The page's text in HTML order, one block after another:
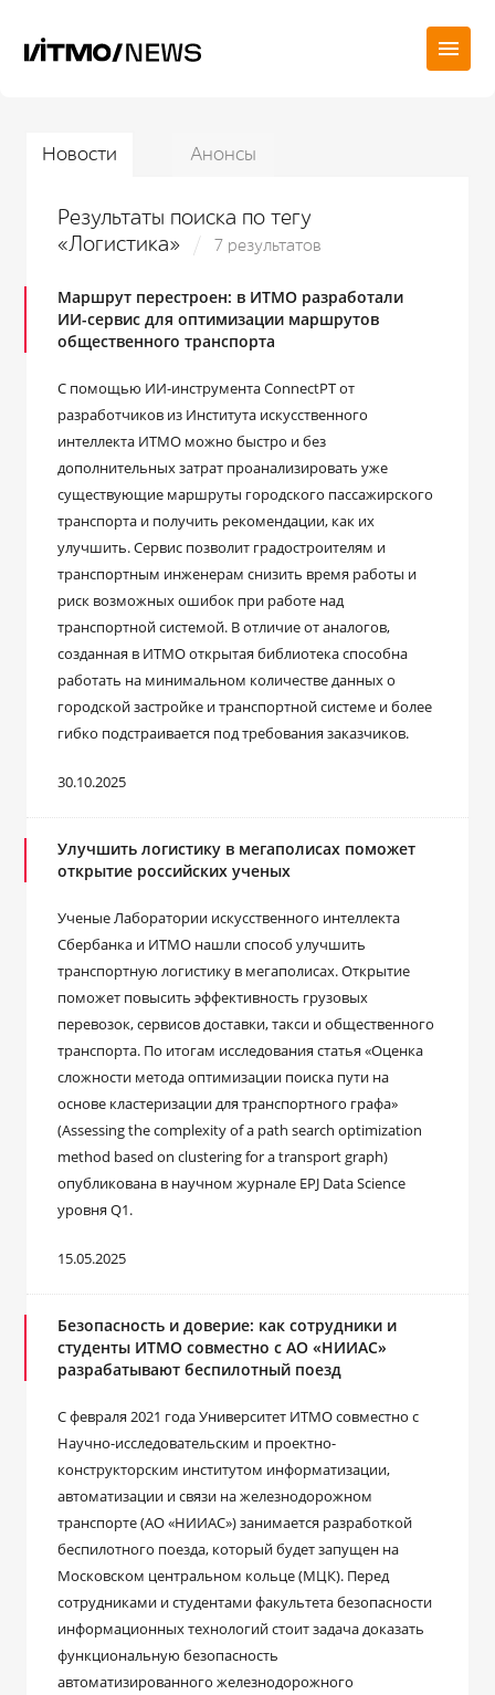
Новости Анонсы
Результаты поиска по тегу
«Логистика»
7 результатов
Маршрут перестроен: в ИТМО разработали
ИИ-сервис для оптимизации маршрутов
общественного транспорта
С помощью ИИ-инструмента ConnectPT от
разработчиков из Института искусственного
интеллекта ИТМО можно быстро и без
дополнительных затрат проанализировать уже
существующие маршруты городского пассажирского
транспорта и получить рекомендации, как их
улучшить. Сервис позволит градостроителям и
транспортным инженерам снизить время работы и
риск возможных ошибок при работе над
транспортной системой. В отличие от аналогов,
созданная в ИТМО открытая библиотека способна
работать на минимальном количестве данных о
городской застройке и транспортной системе и более
гибко подстраивается под требования заказчиков.
30.10.2025
Улучшить логистику в мегаполисах поможет
открытие российских ученых
Ученые Лаборатории искусственного интеллекта
Сбербанка и ИТМО нашли способ улучшить
транспортную логистику в мегаполисах. Открытие
поможет повысить эффективность грузовых
перевозок, сервисов доставки, такси и общественного
транспорта. По итогам исследования статья «Оценка
сложности метода оптимизации поиска пути на
основе кластеризации для транспортного графа»
(Assessing the complexity of a path search optimization
method based on clustering for a transport graph)
опубликована в научном журнале EPJ Data Science
уровня Q1.
15.05.2025
Безопасность и доверие: как сотрудники и
студенты ИТМО совместно с АО «НИИАС»
разрабатывают беспилотный поезд
С февраля 2021 года Университет ИТМО совместно с
Научно-исследовательским и проектно-
конструкторским институтом информатизации,
автоматизации и связи на железнодорожном
транспорте (АО «НИИАС») занимается разработкой
беспилотного поезда, который будет запущен на
Московском центральном кольце (МЦК). Перед
сотрудниками и студентами факультета безопасности
информационных технологий стоит задача доказать
функциональную безопасность
автоматизированного железнодорожного